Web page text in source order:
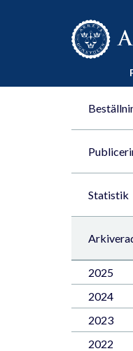
Till innehåll på sidan x
Statistik
2025
2024
2023
2022